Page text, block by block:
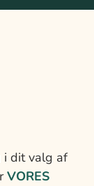
i dit valg af
VORES